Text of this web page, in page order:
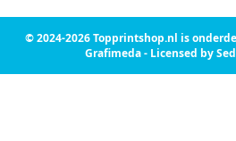
© 2024-2026 Topprintshop.nl is
Grafimeda - Licensed by